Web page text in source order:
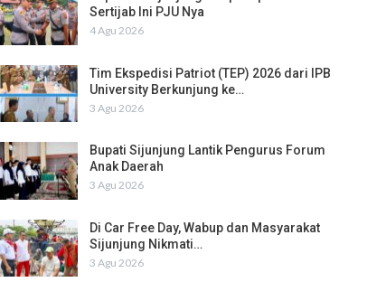
Sertijab Ini PJU Nya
4 Agu 2026
Tim Ekspedisi Patriot (TEP) 2026 dari IPB
University Berkunjung ke…
3 Agu 2026
Bupati Sijunjung Lantik Pengurus Forum
Anak Daerah
3 Agu 2026
Di Car Free Day, Wabup dan Masyarakat
Sijunjung Nikmati…
3 Agu 2026